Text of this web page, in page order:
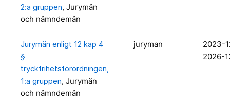
2:a gruppen, Jurymän
och nämndemän
Jurymän enligt 12 kap 4
§
tryckfrihetsförordningen,
1:a gruppen, Jurymän
och nämndemän
juryman
2023-
2026-